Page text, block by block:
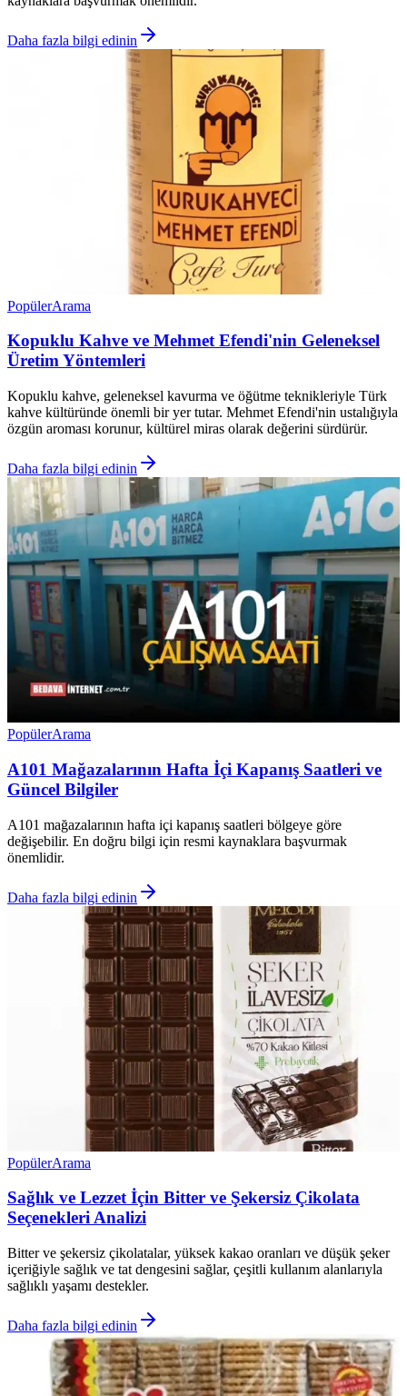
Daha fazla bilgi edinin
PopülerArama
Kopuklu Kahve ve Mehmet Efendi'nin Geleneksel
Üretim Yöntemleri
Kopuklu kahve, geleneksel kavurma ve öğütme teknikleriyle Türk
kahve kültüründe önemli bir yer tutar. Mehmet Efendi'nin ustalığıyla
özgün aroması korunur, kültürel miras olarak değerini sürdürür.
Daha fazla bilgi edinin
PopülerArama
A101 Mağazalarının Hafta İçi Kapanış Saatleri ve
Güncel Bilgiler
A101 mağazalarının hafta içi kapanış saatleri bölgeye göre
değişebilir. En doğru bilgi için resmi kaynaklara başvurmak
önemlidir.
Daha fazla bilgi edinin
PopülerArama
Sağlık ve Lezzet İçin Bitter ve Şekersiz Çikolata
Seçenekleri Analizi
Bitter ve şekersiz çikolatalar, yüksek kakao oranları ve düşük şeker
içeriğiyle sağlık ve tat dengesini sağlar, çeşitli kullanım alanlarıyla
sağlıklı yaşamı destekler.
Daha fazla bilgi edinin